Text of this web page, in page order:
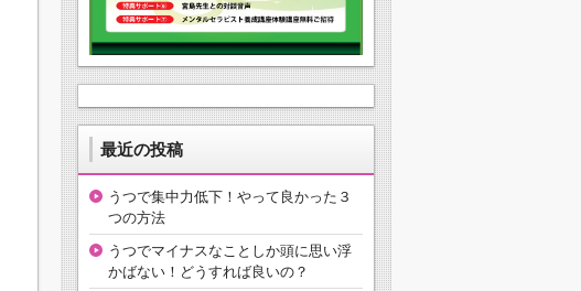
最近の投稿
うつで集中力低下！やって良かった３
つの方法
うつでマイナスなことしか頭に思い浮
かばない！どうすれば良いの？